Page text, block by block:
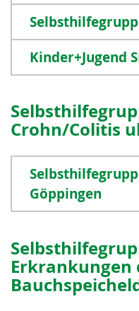
Kinder+Jugend
Crohn/Colitis
Göppingen
Erkrankungen